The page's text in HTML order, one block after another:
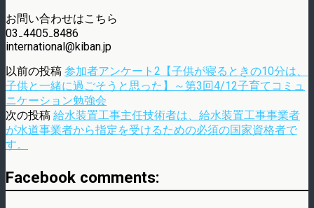
お問い合わせはこちら
03₋4405₋8486
international@kiban.jp
以前の投稿 参加者アンケート2【子供が寝るときの10分は、
子供と一緒に過ごそうと思った】～第3回4/12子育てコミュ
ニケーション勉強会
次の投稿 給水装置工事主任技術者は、給水装置工事事業者
が水道事業者から指定を受けるための必須の国家資格者で
す。
Facebook comments: